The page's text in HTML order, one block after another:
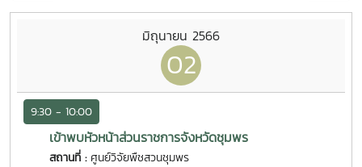
มิถุนายน 2566
02
9:30 - 10:00
เข้าพบหัวหน้าส่วนราชการจังหวัดชุมพร
สถานที่ : ศูนย์วิจัยพืชสวนชุมพร